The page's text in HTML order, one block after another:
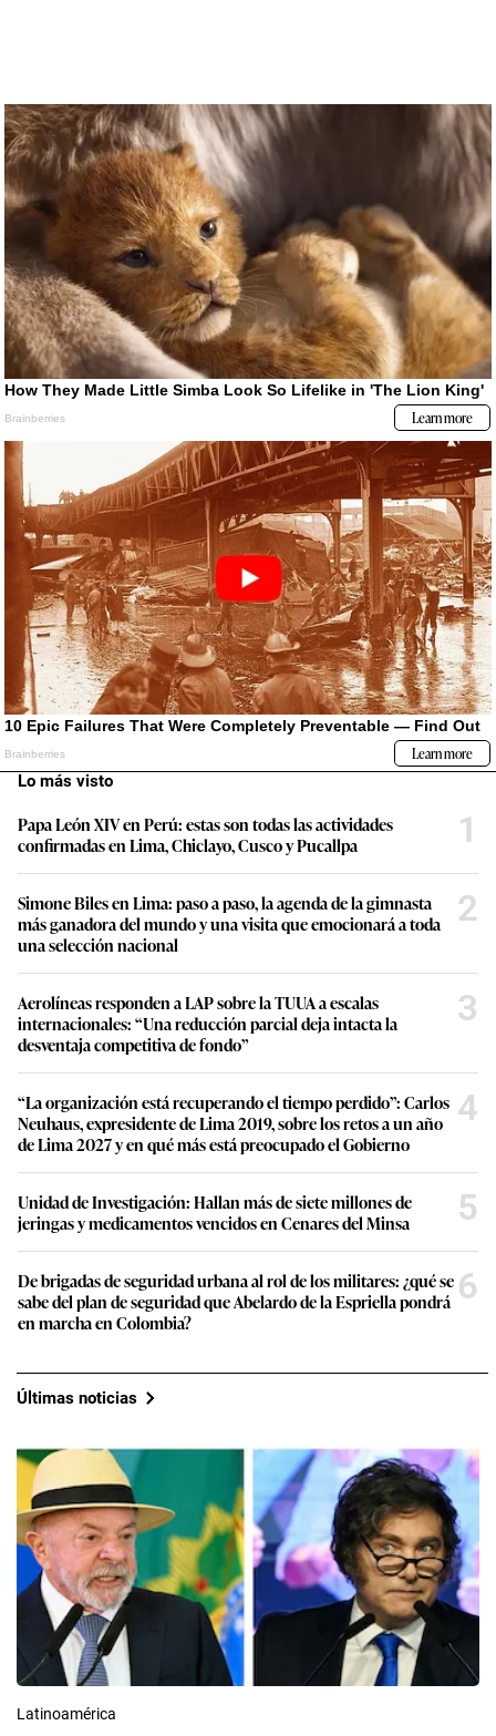
Lo más visto
Papa León XIV en Perú: estas son todas las actividades
confirmadas en Lima, Chiclayo, Cusco y Pucallpa
1
Simone Biles en Lima: paso a paso, la agenda de la gimnasta
más ganadora del mundo y una visita que emocionará a toda
una selección nacional
2
Aerolíneas responden a LAP sobre la TUUA a escalas
internacionales: “Una reducción parcial deja intacta la
desventaja competitiva de fondo”
3
“La organización está recuperando el tiempo perdido”: Carlos
Neuhaus, expresidente de Lima 2019, sobre los retos a un año
de Lima 2027 y en qué más está preocupado el Gobierno
4
Unidad de Investigación: Hallan más de siete millones de
jeringas y medicamentos vencidos en Cenares del Minsa
5
De brigadas de seguridad urbana al rol de los militares: ¿qué se
sabe del plan de seguridad que Abelardo de la Espriella pondrá
en marcha en Colombia?
6
Últimas noticias
Latinoamérica